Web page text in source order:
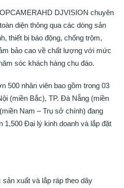
DJVISION chuyên
diện thông qua các dòng sản
thiết bị báo động, chống trộm,
bảo cao về chất lượng với mức
sóc khách hàng chu đáo.
500 nhân viên bao gồm trong 03
(miền Bắc), TP. Đà Nẵng (miền
Nam – Trụ sở chính) đang
1,500 Đại lý kinh doanh và lắp đặt
xuất và lắp ráp theo dây